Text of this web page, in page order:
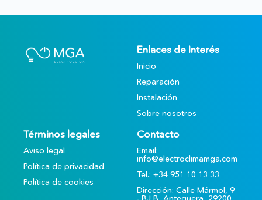
Enlaces de Interés
Inicio
Reparación
Instalación
Sobre nosotros
Términos legales
Aviso legal
Política de privacidad
Política de cookies
Contacto
Email:
info@electroclimamga.com
Tel.: +34 951 10 13 33
Dirección: Calle Mármol, 9